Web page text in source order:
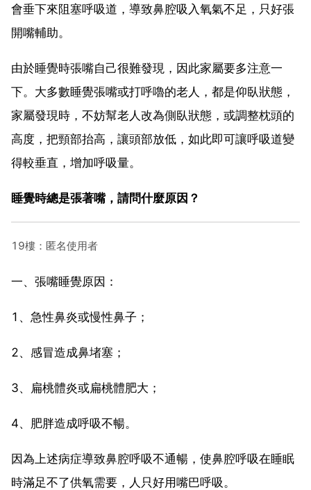
會垂下來阻塞呼吸道，導致鼻腔吸入氧氣不足，只好張
開嘴輔助。
由於睡覺時張嘴自己很難發現，因此家屬要多注意一
下。大多數睡覺張嘴或打呼嚕的老人，都是仰臥狀態，
家屬發現時，不妨幫老人改為側臥狀態，或調整枕頭的
高度，把頸部抬高，讓頭部放低，如此即可讓呼吸道變
得較垂直，增加呼吸量。
睡覺時總是張著嘴，請問什麼原因？
19樓：匿名使用者
一、張嘴睡覺原因：
1、急性鼻炎或慢性鼻子；
2、感冒造成鼻堵塞；
3、扁桃體炎或扁桃體肥大；
4、肥胖造成呼吸不暢。
因為上述病症導致鼻腔呼吸不通暢，使鼻腔呼吸在睡眠
時滿足不了供氧需要，人只好用嘴巴呼吸。